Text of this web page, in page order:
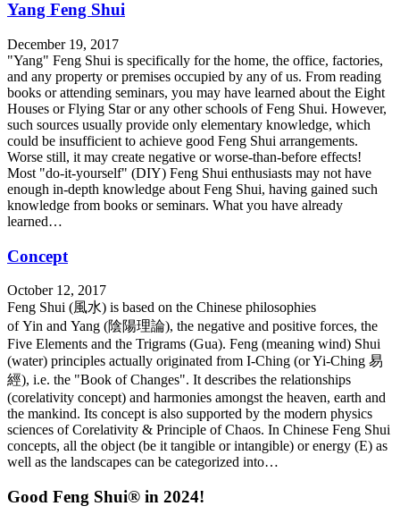
Yang Feng Shui
December 19, 2017
"Yang" Feng Shui is specifically for the home, the office, factories,
and any property or premises occupied by any of us. From reading
books or attending seminars, you may have learned about the Eight
Houses or Flying Star or any other schools of Feng Shui. However,
such sources usually provide only elementary knowledge, which
could be insufficient to achieve good Feng Shui arrangements.
Worse still, it may create negative or worse-than-before effects!
Most "do-it-yourself" (DIY) Feng Shui enthusiasts may not have
enough in-depth knowledge about Feng Shui, having gained such
knowledge from books or seminars. What you have already
learned…
Concept
October 12, 2017
Feng Shui (風水) is based on the Chinese philosophies
of Yin and Yang (陰陽理論), the negative and positive forces, the
Five Elements and the Trigrams (Gua). Feng (meaning wind) Shui
(water) principles actually originated from I-Ching (or Yi-Ching 易
經), i.e. the "Book of Changes". It describes the relationships
(corelativity concept) and harmonies amongst the heaven, earth and
the mankind. Its concept is also supported by the modern physics
sciences of Corelativity & Principle of Chaos. In Chinese Feng Shui
concepts, all the object (be it tangible or intangible) or energy (E) as
well as the landscapes can be categorized into…
Good Feng Shui® in 2024!